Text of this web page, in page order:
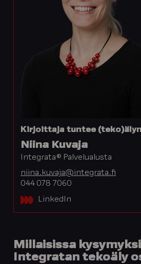
Kirjoittaja tuntee (teko)älyn
Niina Kuvaja
Integrata® Palvelualusta
niina.kuvaja@integrata.fi
044 078 7060
LinkedIn
Millaisissa
Integratan tekoäly